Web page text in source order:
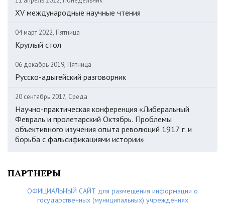
XV международные научные чтения
04 март 2022, Пятница
Круглый стол
06 декабрь 2019, Пятница
Русско-адыгейский разговорник
20 сентябрь 2017, Среда
Научно-практическая конференция «Либеральный
Февраль и пролетарский Октябрь. Проблемы
объективного изучения опыта революций 1917 г. и
борьба с фальсификациями истории»
ПАРТНЕРЫ
ОФИЦИАЛЬНЫЙ САЙТ для размещения информации о
государственных (муниципальных) учреждениях